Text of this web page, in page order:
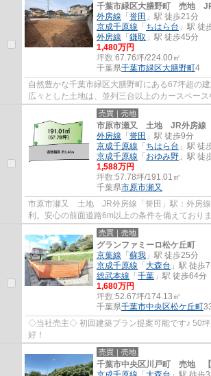
千葉市緑区大膳野町 売地 JR
外房線 「 誉田 」駅 徒歩21分
京成千原線 「 ちはら台 」駅 徒
外房線 「 鎌取 」駅 徒歩45分
1,480万円
坪数:67.76坪/224.00㎡
千葉県千葉市緑区大膳野町4
自然豊かな千葉市緑区大膳野町にある67坪超の建
広々とした土地は、並列三台以上のカースペー
ーベキューを楽しめる広いお庭、憧れの平屋...
売買｜売地
市原市瀬又 土地 JR外房線
外房線 「 誉田 」駅 徒歩9分
京成千原線 「 ちはら台 」駅 徒
京成千原線 「 おゆみ野 」駅 徒
1,588万円
坪数:57.78坪/191.01㎡
千葉県市原市瀬又
市原市瀬又 土地 JR外房線「誉田」駅：外房線
利。安心の前面道路6m以上の条件を備えており
で、土地を購入した後はお好みのタイミングで住
売買｜売地
グランファミーロ松ケ丘町
京葉線 「 蘇我 」駅 徒歩25分
京成千原線 「 大森台 」駅 徒歩
総武本線 「 千葉 」駅 徒歩64分
1,680万円
坪数:52.67坪/174.13㎡
千葉県千葉市中央区松ケ丘町
◇当社売主◇ 初回建築プラン提案可能です♪ 50坪
好！
売買｜売地
千葉市中央区川戸町 売地 【